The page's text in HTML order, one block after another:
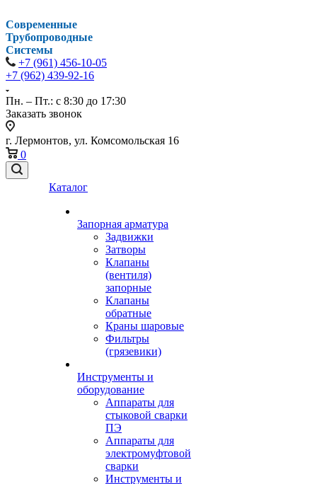
Современные
Трубопроводные
Системы
+7 (961) 456-10-05
+7 (962) 439-92-16
Пн. – Пт.: с 8:30 до 17:30
Заказать звонок
г. Лермонтов, ул. Комсомольская 16
0
Каталог
Запорная арматура
Задвижки
Затворы
Клапаны
(вентиля)
запорные
Клапаны
обратные
Краны шаровые
Фильтры
(грязевики)
Инструменты и
оборудование
Аппараты для
стыковой сварки
ПЭ
Аппараты для
электромуфтовой
сварки
Инструменты и